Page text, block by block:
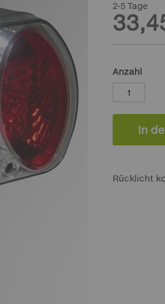
2-5 Tage
Anzahl
In
Rücklicht